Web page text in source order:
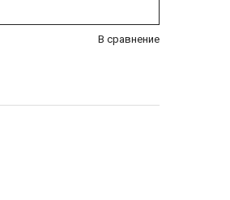
В сравнение